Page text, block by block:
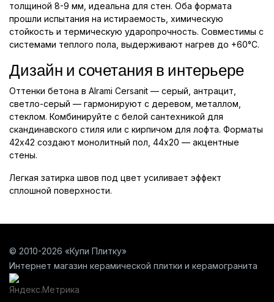
толщиной 8-9 мм, идеальна для стен. Оба формата
прошли испытания на истираемость, химическую
стойкость и термическую ударопрочность. Совместимы с
системами теплого пола, выдерживают нагрев до +60°C.
Дизайн и сочетания в интерьере
Оттенки бетона в Alrami Cersanit — серый, антрацит,
светло-серый — гармонируют с деревом, металлом,
стеклом. Комбинируйте с белой сантехникой для
скандинавского стиля или с кирпичом для лофта. Форматы
42x42 создают монолитный пол, 44x20 — акцентные
стены.
Легкая затирка швов под цвет усиливает эффект
сплошной поверхности.
© 2010-2026 «Купи Плитку»
Интернет магазин керамической плитки и керамогранита